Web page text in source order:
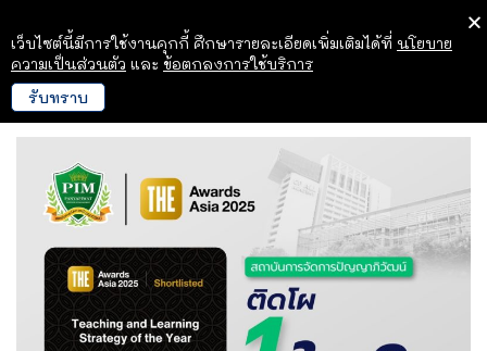
เว็บไซต์นี้มีการใช้งานคุกกี้ ศึกษารายละเอียดเพิ่มเติมได้ที่ นโยบาย
ความเป็นส่วนตัว และ ข้อตกลงการใช้บริการ
รับทราบ